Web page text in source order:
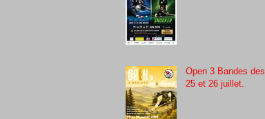
Open 3 Bandes des
25 et 26 juillet.